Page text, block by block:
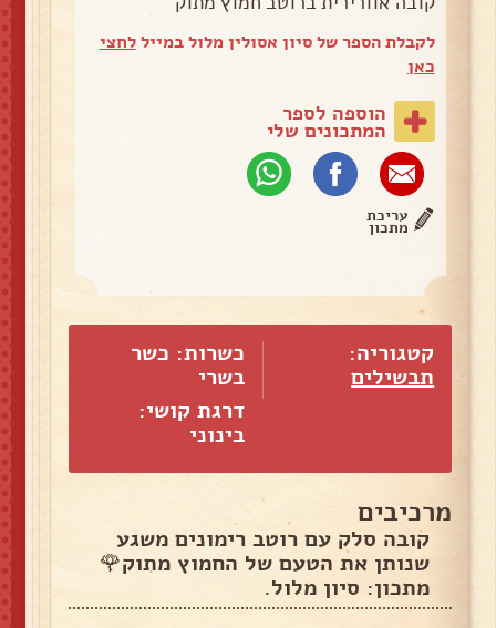
לקבלת הספר של סיון אסולין מלול במייללחצי
כאן
הוספה לספר
המתכונים שלי
עריכת
מתכון
קטגוריה:
תבשילים
כשרות: כשר
בשרי
דרגת קושי:
בינוני
מרכיבים
קובה סלק עם רוטב רימונים משגע
שנותן את הטעם של החמוץ מתוק🌹
מתכון: סיון מלול.